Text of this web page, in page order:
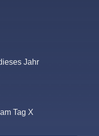
Jahr
Tag X